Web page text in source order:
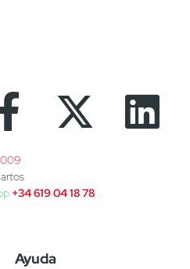
+34 619 04 18 78
Ayuda